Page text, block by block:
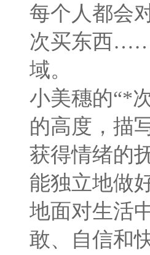
每个人都会
次买东西……
域。
小美穗的“*
的高度，描
获得情绪的
能独立地做
地面对生活
敢、自信和